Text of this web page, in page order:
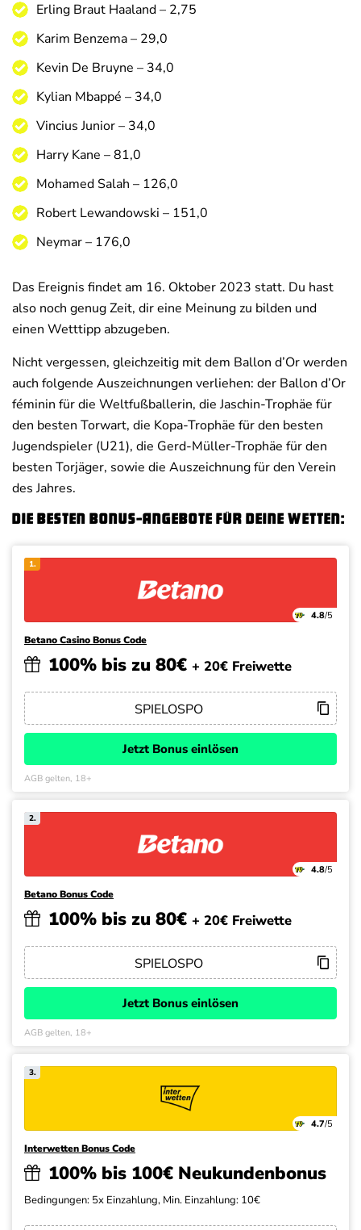
Erling Braut Haaland – 2,75
Karim Benzema – 29,0
Kevin De Bruyne – 34,0
Kylian Mbappé – 34,0
Vincius Junior – 34,0
Harry Kane – 81,0
Mohamed Salah – 126,0
Robert Lewandowski – 151,0
Neymar – 176,0
Das Ereignis findet am 16. Oktober 2023 statt. Du hast
also noch genug Zeit, dir eine Meinung zu bilden und
einen Wetttipp abzugeben.
Nicht vergessen, gleichzeitig mit dem Ballon d’Or werden
auch folgende Auszeichnungen verliehen: der Ballon d’Or
féminin für die Weltfußballerin, die Jaschin-Trophäe für
den besten Torwart, die Kopa-Trophäe für den besten
Jugendspieler (U21), die Gerd-Müller-Trophäe für den
besten Torjäger, sowie die Auszeichnung für den Verein
des Jahres.
Die besten Bonus-Angebote für deine Wetten:
1.
4.8/5
Betano Casino Bonus Code
100% bis zu 80€ + 20€ Freiwette
Jetzt Bonus einlösen
AGB gelten, 18+
2.
4.8/5
Betano Bonus Code
100% bis zu 80€ + 20€ Freiwette
Jetzt Bonus einlösen
AGB gelten, 18+
3.
4.7/5
Interwetten Bonus Code
100% bis 100€ Neukundenbonus
Bedingungen: 5x Einzahlung, Min. Einzahlung: 10€